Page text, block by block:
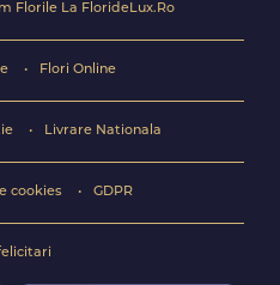
Florile La FlorideLux.Ro
Flori Online
Livrare Nationala
cookies GDPR